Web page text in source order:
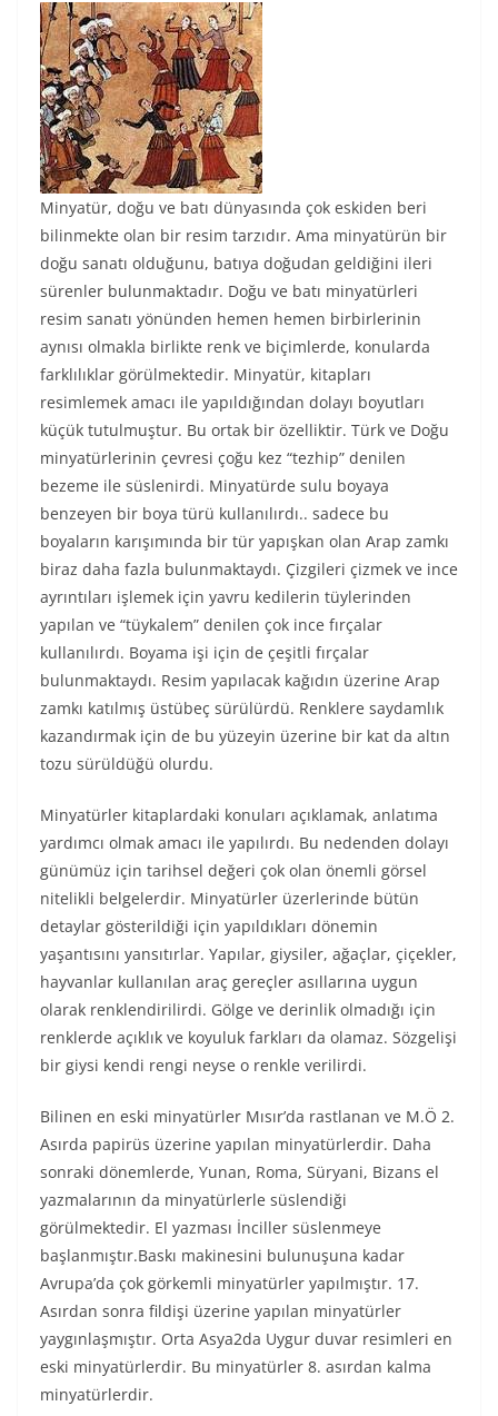
Minyatür, doğu ve batı dünyasında çok eskiden beri
bilinmekte olan bir resim tarzıdır. Ama minyatürün bir
doğu sanatı olduğunu, batıya doğudan geldiğini ileri
sürenler bulunmaktadır. Doğu ve batı minyatürleri
resim sanatı yönünden hemen hemen birbirlerinin
aynısı olmakla birlikte renk ve biçimlerde, konularda
farklılıklar görülmektedir. Minyatür, kitapları
resimlemek amacı ile yapıldığından dolayı boyutları
küçük tutulmuştur. Bu ortak bir özelliktir. Türk ve Doğu
minyatürlerinin çevresi çoğu kez “tezhip” denilen
bezeme ile süslenirdi. Minyatürde sulu boyaya
benzeyen bir boya türü kullanılırdı.. sadece bu
boyaların karışımında bir tür yapışkan olan Arap zamkı
biraz daha fazla bulunmaktaydı. Çizgileri çizmek ve ince
ayrıntıları işlemek için yavru kedilerin tüylerinden
yapılan ve “tüykalem” denilen çok ince fırçalar
kullanılırdı. Boyama işi için de çeşitli fırçalar
bulunmaktaydı. Resim yapılacak kağıdın üzerine Arap
zamkı katılmış üstübeç sürülürdü. Renklere saydamlık
kazandırmak için de bu yüzeyin üzerine bir kat da altın
tozu sürüldüğü olurdu.
Minyatürler kitaplardaki konuları açıklamak, anlatıma
yardımcı olmak amacı ile yapılırdı. Bu nedenden dolayı
günümüz için tarihsel değeri çok olan önemli görsel
nitelikli belgelerdir. Minyatürler üzerlerinde bütün
detaylar gösterildiği için yapıldıkları dönemin
yaşantısını yansıtırlar. Yapılar, giysiler, ağaçlar, çiçekler,
hayvanlar kullanılan araç gereçler asıllarına uygun
olarak renklendirilirdi. Gölge ve derinlik olmadığı için
renklerde açıklık ve koyuluk farkları da olamaz. Sözgelişi
bir giysi kendi rengi neyse o renkle verilirdi.
Bilinen en eski minyatürler Mısır’da rastlanan ve M.Ö 2.
Asırda papirüs üzerine yapılan minyatürlerdir. Daha
sonraki dönemlerde, Yunan, Roma, Süryani, Bizans el
yazmalarının da minyatürlerle süslendiği
görülmektedir. El yazması İnciller süslenmeye
başlanmıştır.Baskı makinesini bulunuşuna kadar
Avrupa’da çok görkemli minyatürler yapılmıştır. 17.
Asırdan sonra fildişi üzerine yapılan minyatürler
yaygınlaşmıştır. Orta Asya2da Uygur duvar resimleri en
eski minyatürlerdir. Bu minyatürler 8. asırdan kalma
minyatürlerdir.